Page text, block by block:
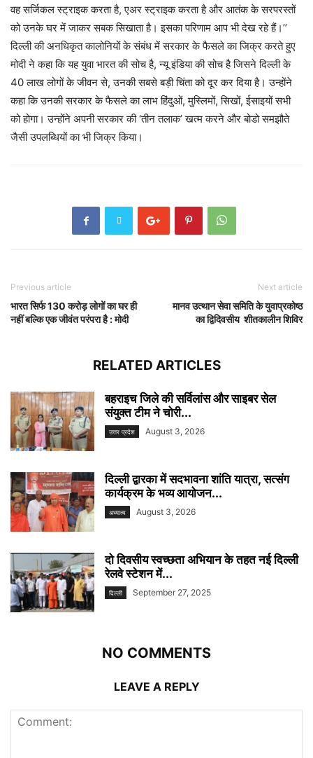
वह सर्जिकल स्ट्राइक करता है, एअर स्ट्राइक करता है और आतंक के सरपरस्तों
को उनके घर में जाकर सबक सिखाता है। इसका परिणाम आप भी देख रहे हैं।’’
दिल्ली की अनधिकृत कालोनियों के संबंध में सरकार के फैसले का जिक्र करते हुए
मोदी ने कहा कि यह युवा भारत की सोच है, न्यू इंडिया की सोच है जिसने दिल्ली के
40 लाख लोगों के जीवन से, उनकी सबसे बड़ी चिंता को दूर कर दिया है। उन्होंने
कहा कि उनकी सरकार के फैसले का लाभ हिंदुओं, मुस्लिमों, सिखों, ईसाइयों सभी
को होगा। उन्होंने अपनी सरकार की ‘तीन तलाक’ खत्म करने और बोडो समझौते
जैसी उपलब्धियों का भी जिक्र किया।
Previous article
भारत सिर्फ 130 करोड़ लोगों का घर ही
नहीं बल्कि एक जीवंत परंपरा है : मोदी
Next article
मानव उत्थान सेवा समिति के युवाप्रकोष्ठ
का द्विदिवसीय शीतकालीन शिविर
RELATED ARTICLES
बहराइच जिले की सर्विलांस और साइबर सेल
संयुक्त टीम ने चोरी...
उत्तर प्रदेश August 3, 2026
दिल्ली द्वारका में सदभावना शांति यात्रा, सत्संग
कार्यक्रम के भव्य आयोजन...
अध्यात्म August 3, 2026
दो दिवसीय स्वच्छता अभियान के तहत नई दिल्ली
रेलवे स्टेशन में...
दिल्ली September 27, 2025
NO COMMENTS
LEAVE A REPLY